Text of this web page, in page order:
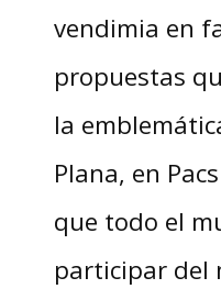
vendimia en
propuestas
la
Plana, en
que todo el
participar del